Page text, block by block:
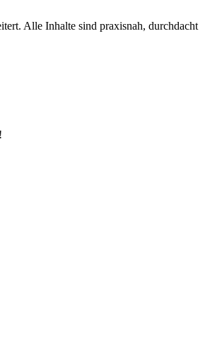
Alle Inhalte sind praxisnah, durchdacht